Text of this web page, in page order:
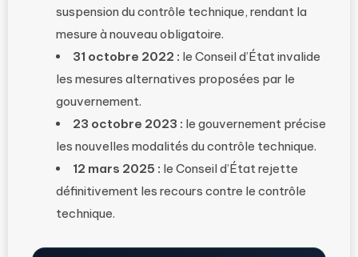
suspension du contrôle technique, rendant la
mesure à nouveau obligatoire.
31 octobre 2022 : le Conseil d’État invalide
les mesures alternatives proposées par le
gouvernement.
23 octobre 2023 : le gouvernement précise
les nouvelles modalités du contrôle technique.
12 mars 2025 : le Conseil d’État rejette
définitivement les recours contre le contrôle
technique.